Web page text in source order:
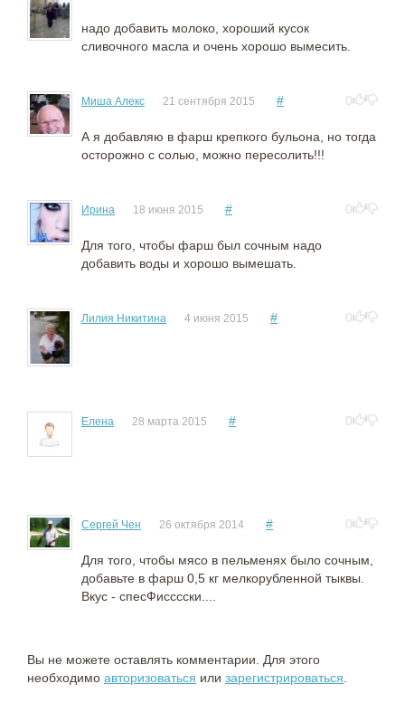
надо добавить молоко, хороший кусок
сливочного масла и очень хорошо вымесить.
Миша Алекc 21 сентября 2015 # 0
А я добавляю в фарш крепкого бульона, но тогда
осторожно с солью, можно пересолить!!!
Ирина 18 июня 2015 # 0
Для того, чтобы фарш был сочным надо
добавить воды и хорошо вымешать.
Лилия Никитина 4 июня 2015 # 0
Елена 28 марта 2015 # 0
Сергей Чен 26 октября 2014 # 0
Для того, чтобы мясо в пельменях было сочным,
добавьте в фарш 0,5 кг мелкорубленной тыквы.
Вкус - спесФисссски....
Вы не можете оставлять комментарии. Для этого
необходимо авторизоваться или зарегистрироваться